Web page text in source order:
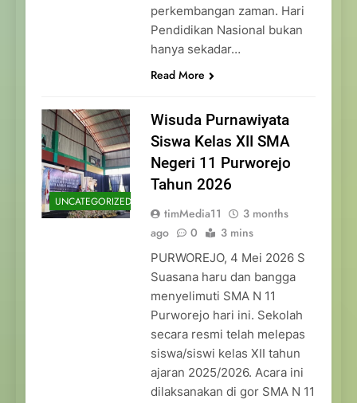
perkembangan zaman. Hari
Pendidikan Nasional bukan
hanya sekadar…
Read More
UNCATEGORIZED
Wisuda Purnawiyata
Siswa Kelas XII SMA
Negeri 11 Purworejo
Tahun 2026
timMedia11
3 months
ago
0 3 mins
PURWOREJO, 4 Mei 2026 S
Suasana haru dan bangga
menyelimuti SMA N 11
Purworejo hari ini. Sekolah
secara resmi telah melepas
siswa/siswi kelas XII tahun
ajaran 2025/2026. Acara ini
dilaksanakan di gor SMA N 11